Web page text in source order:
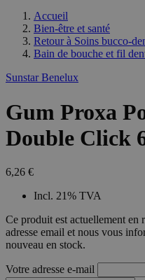
Accueil
Bien-être et santé
Retour à Soins bucco-
Bain de bouche et fil
Sunstar Benelux
Gum Proxa
Double Click
6,26 €
Incl. 21% TVA
Ce produit est actuellement en
adresse email et nous vous
nouveau en stock.
Votre adresse e-mail